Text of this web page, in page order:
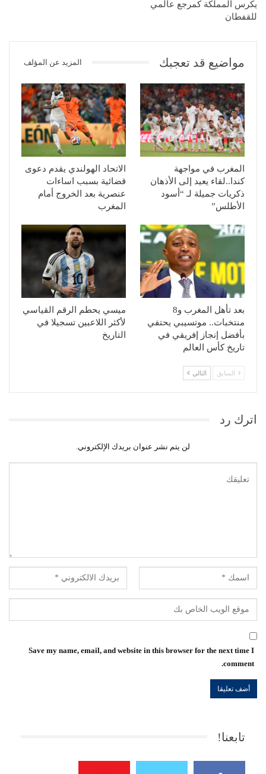
يكرس المملكة كمرجع عالمي
للقفطان
مواضيع قد تعجبك المزيد عن المؤلف
المغرب في مواجهة
كندا..لقاء يعيد إلى الأذهان
ذكريات جميلة لـ “أسود
الأطلس”
الاتحاد الهولندي يقدم دعوى
قضائية بسبب اساءات
عنصرية بعد الخروج أمام
المغرب
بعد تأهل المغرب و8
منتخبات.. موتسيبي يحتفي
بأفضل إنجاز إفريقي في
تاريخ كأس العالم
ميسي يحطم الرقم القياسي
لأكثر اللاعبين تسجيلا في
التاريخ
السابق التالي
اترك رد
لن يتم نشر عنوان بريدك الإلكتروني.
Save my name, email, and website in this browser for the next time I
comment.
تابعنا!